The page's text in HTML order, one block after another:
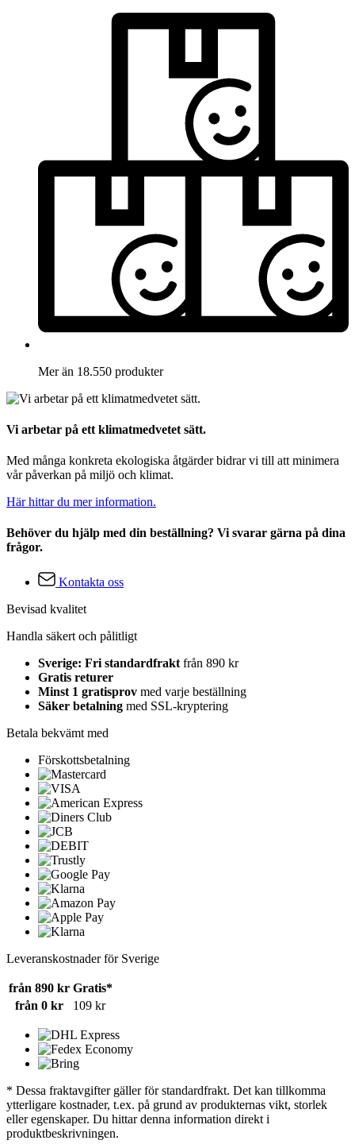
Mer än 18.550 produkter
Vi arbetar på ett klimatmedvetet sätt.
Med många konkreta ekologiska åtgärder bidrar vi till att minimera
vår påverkan på miljö och klimat.
Här hittar du mer information.
Behöver du hjälp med din beställning? Vi svarar gärna på dina
frågor.
Kontakta oss
Bevisad kvalitet
Handla säkert och pålitligt
Sverige: Fri standardfrakt från 890 kr
Gratis returer
Minst 1 gratisprov med varje beställning
Säker betalning med SSL-kryptering
Betala bekvämt med
Förskottsbetalning
Leveranskostnader för Sverige
från 890 kr Gratis*
från 0 kr
109 kr
* Dessa fraktavgifter gäller för standardfrakt. Det kan tillkomma
ytterligare kostnader, t.ex. på grund av produkternas vikt, storlek
eller egenskaper. Du hittar denna information direkt i
produktbeskrivningen.